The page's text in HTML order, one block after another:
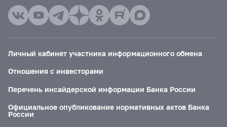
Личный кабинет участника информационного обмена
Отношения с инвесторами
Перечень инсайдерской информации Банка России
Официальное опубликование нормативных актов Банка
России